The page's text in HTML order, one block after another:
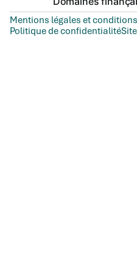
Mentions légales et
Politique de confidentialité